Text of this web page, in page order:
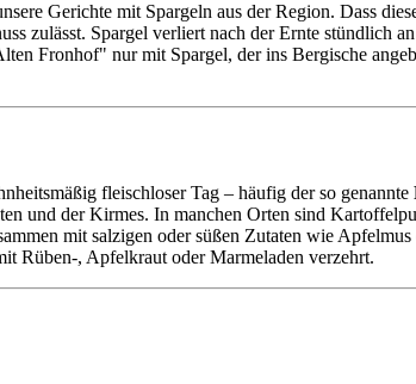
Gerichte mit Spargeln aus der Region. Dass
zulässt. Spargel verliert nach der Ernte stündlich
Fronhof" nur mit Spargel, der ins Bergische
fleischloser Tag – häufig der so genannte
und der Kirmes. In manchen Orten sind
mit salzigen oder süßen Zutaten wie
Rüben-, Apfelkraut oder Marmeladen verzehrt.